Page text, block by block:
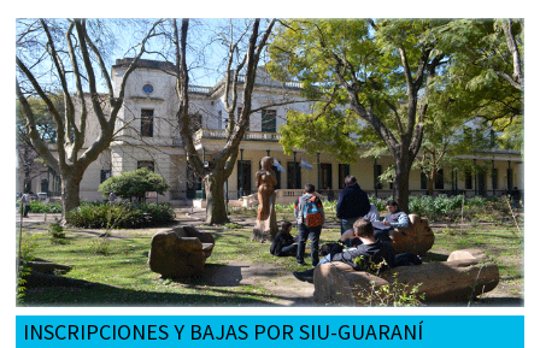
INSCRIPCIONES Y BAJAS POR SIU-GUARANÍ